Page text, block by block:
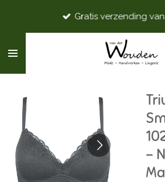
de
Gratis verzending
-